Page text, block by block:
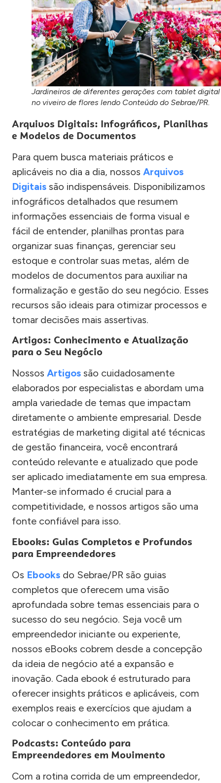
Jardineiros de diferentes gerações com tablet digital
no viveiro de flores lendo Conteúdo do Sebrae/PR.
Arquivos Digitais: Infográficos, Planilhas
e Modelos de Documentos
Para quem busca materiais práticos e
aplicáveis no dia a dia, nossos Arquivos
Digitais são indispensáveis. Disponibilizamos
infográficos detalhados que resumem
informações essenciais de forma visual e
fácil de entender, planilhas prontas para
organizar suas finanças, gerenciar seu
estoque e controlar suas metas, além de
modelos de documentos para auxiliar na
formalização e gestão do seu negócio. Esses
recursos são ideais para otimizar processos e
tomar decisões mais assertivas.
Artigos: Conhecimento e Atualização
para o Seu Negócio
Nossos Artigos são cuidadosamente
elaborados por especialistas e abordam uma
ampla variedade de temas que impactam
diretamente o ambiente empresarial. Desde
estratégias de marketing digital até técnicas
de gestão financeira, você encontrará
conteúdo relevante e atualizado que pode
ser aplicado imediatamente em sua empresa.
Manter-se informado é crucial para a
competitividade, e nossos artigos são uma
fonte confiável para isso.
Ebooks: Guias Completos e Profundos
para Empreendedores
Os Ebooks do Sebrae/PR são guias
completos que oferecem uma visão
aprofundada sobre temas essenciais para o
sucesso do seu negócio. Seja você um
empreendedor iniciante ou experiente,
nossos eBooks cobrem desde a concepção
da ideia de negócio até a expansão e
inovação. Cada ebook é estruturado para
oferecer insights práticos e aplicáveis, com
exemplos reais e exercícios que ajudam a
colocar o conhecimento em prática.
Podcasts: Conteúdo para
Empreendedores em Movimento
Com a rotina corrida de um empreendedor,